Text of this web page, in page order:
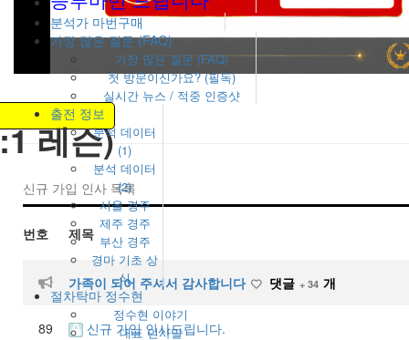
분석가 마번구매
가장 많은 질문 (FAQ)
가장 많은 질문 (FAQ)
첫 방문이신가요? (필독)
실시간 뉴스 / 적중 인증샷
출전 정보
분석 데이터
(1)
분석 데이터
(2)
서울 경주
제주 경주
부산 경주
경마 기초 상
식
절차탁마 정수현
정수현 이야기
대표 인사말
신규 가입 인사 목록
번호 제목
가족이 되어 주셔서 감사합니다 댓글 + 34 개
89 신규 가입 인사드립니다.
레슨)